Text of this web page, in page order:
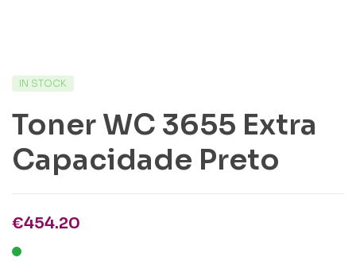
IN STOCK
Toner WC 3655 Extra
Capacidade Preto
€454.20